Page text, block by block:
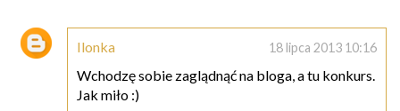
Ilonka 18 lipca 2013 10:16
Wchodzę sobie zaglądnąć na bloga, a tu konkurs.
Jak miło :)